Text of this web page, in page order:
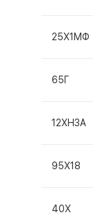
25Х1МФ
65Г
12ХН3А
95Х18
40Х